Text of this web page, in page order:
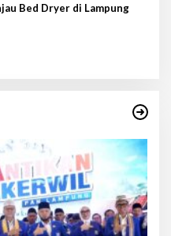
Bed Dryer di Lampung